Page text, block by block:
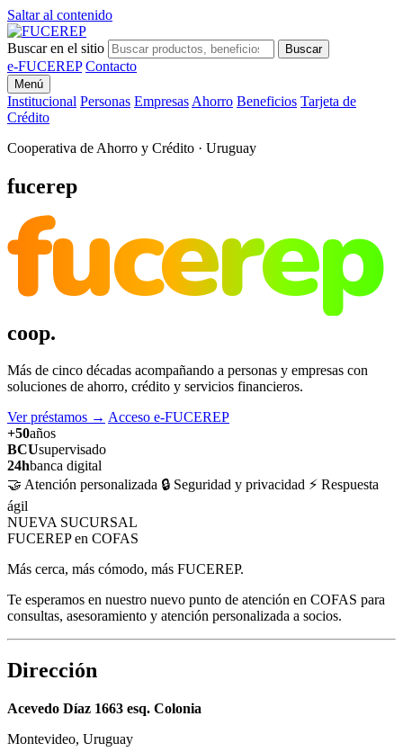
Saltar al contenido
Buscar en el sitio Buscar
e-FUCEREP Contacto
Menú
Institucional Personas Empresas Ahorro Beneficios Tarjeta de
Crédito
Cooperativa de Ahorro y Crédito · Uruguay
fucerep
fucerep
coop.
Más de cinco décadas acompañando a personas y empresas con
soluciones de ahorro, crédito y servicios financieros.
Ver préstamos → Acceso e-FUCEREP
+50años
BCUsupervisado
24hbanca digital
🤝 Atención personalizada 🔒 Seguridad y privacidad ⚡ Respuesta
ágil
NUEVA SUCURSAL
FUCEREP en COFAS
Más cerca, más cómodo, más FUCEREP.
Te esperamos en nuestro nuevo punto de atención en COFAS para
consultas, asesoramiento y atención personalizada a socios.
Dirección
Acevedo Díaz 1663 esq. Colonia
Montevideo, Uruguay